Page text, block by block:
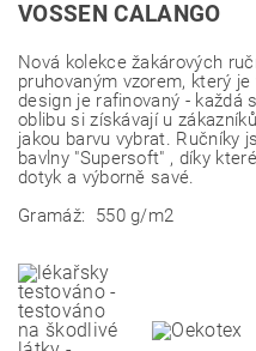
VOSSEN CALANGO
Nová kolekce žakárových
pruhovaným vzorem, který
design je rafinovaný - každá
oblibu si získávají u
jakou barvu vybrat. Ručníky
bavlny"Supersoft" , díky
dotyk a výborně savé.
Gramáž: 550 g/m2